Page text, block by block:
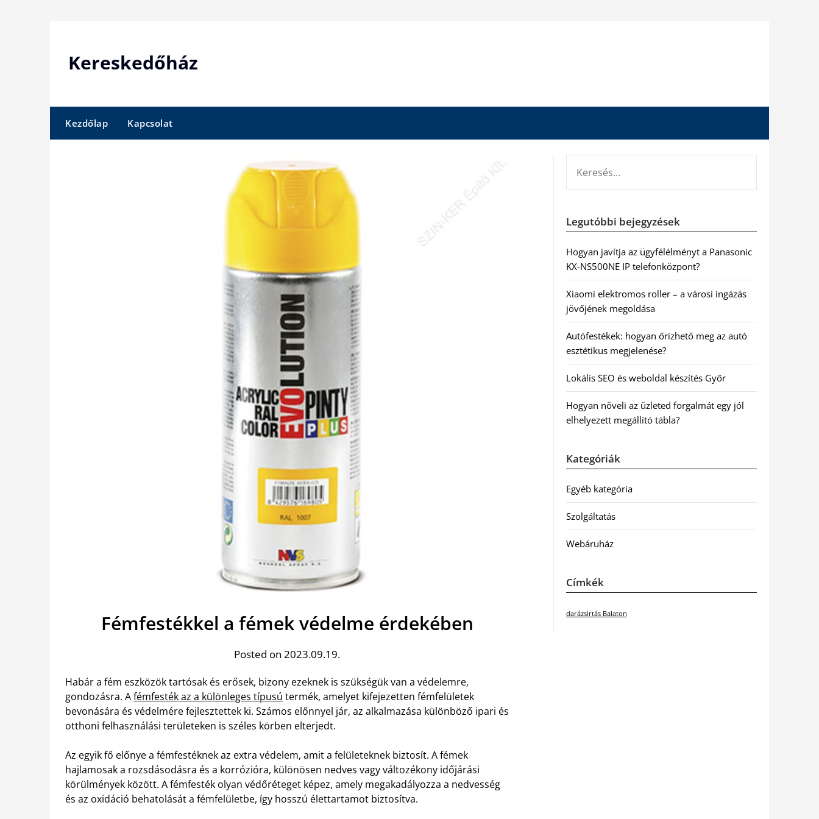
Kereskedőház
Kezdőlap Kapcsolat
Fémfestékkel a fémek védelme érdekében
Posted on 2023.09.19.
Habár a fém eszközök tartósak és erősek, bizony ezeknek is szükségük van a védelemre,
gondozásra. Afémfesték az a különleges típusú termék, amelyet kifejezetten fémfelületek
bevonására és védelmére fejlesztettek ki. Számos előnnyel jár, az alkalmazása különböző ipari és
otthoni felhasználási területeken is széles körben elterjedt.
Az egyik fő előnye a fémfestéknek az extra védelem, amit a felületeknek biztosít. A fémek
hajlamosak a rozsdásodásra és a korrózióra, különösen nedves vagy változékony időjárási
körülmények között. A fémfesték olyan védőréteget képez, amely megakadályozza a nedvesség
és az oxidáció behatolását a fémfelületbe, így hosszú élettartamot biztosítva.
Legutóbbi bejegyzések
Hogyan javítja az ügyfélélményt a Panasonic
KX-NS500NE IP telefonközpont?
Xiaomi elektromos roller – a városi ingázás
jövőjének megoldása
Autófestékek: hogyan őrizhető meg az autó
esztétikus megjelenése?
Lokális SEO és weboldal készítés Győr
Hogyan növeli az üzleted forgalmát egy jól
elhelyezett megállító tábla?
Kategóriák
Egyéb kategória
Szolgáltatás
Webáruház
Címkék
darázsirtás Balaton